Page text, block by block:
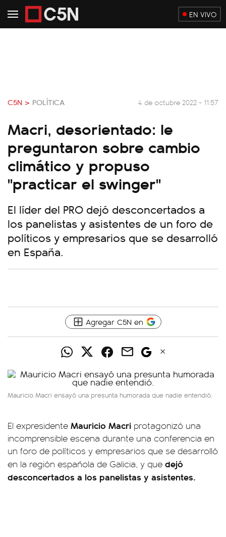
EN VIVO
C5N > POLÍTICA 4 de octubre 2022 - 11:57
Macri, desorientado: le
preguntaron sobre cambio
climático y propuso
"practicar el swinger"
El líder del PRO dejó desconcertados a
los panelistas y asistentes de un foro de
políticos y empresarios que se desarrolló
en España.
Agregar C5N en
Mauricio Macri ensayó una presunta humorada que nadie entendió.
El expresidente Mauricio Macri protagonizó una
incomprensible escena durante una conferencia en
un foro de políticos y empresarios que se desarrolló
en la región española de Galicia, y que dejó
desconcertados a los panelistas y asistentes.